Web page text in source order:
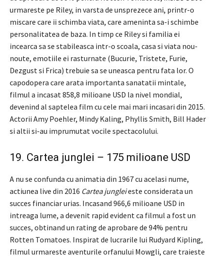
urmareste pe Riley, in varsta de unsprezece ani, printr-o
miscare care ii schimba viata, care ameninta sa-i schimbe
personalitatea de baza. In timp ce Riley si familia ei
incearca sa se stabileasca intr-o scoala, casa si viata nou-
noute, emotiile ei rasturnate (Bucurie, Tristete, Furie,
Dezgust si Frica) trebuie sa se uneasca pentru fata lor. O
capodopera care arata importanta sanatatii mintale,
filmul a incasat 858,8 milioane USD la nivel mondial,
devenind al saptelea film cu cele mai mari incasari din 2015.
Actorii Amy Poehler, Mindy Kaling, Phyllis Smith, Bill Hader
si altii si-au imprumutat vocile spectacolului.
19. Cartea junglei – 175 milioane USD
A nu se confunda cu animatia din 1967 cu acelasi nume,
actiunea live din 2016 Cartea jungleieste considerata un
succes financiar urias. Incasand 966,6 milioane USD in
intreaga lume, a devenit rapid evident ca filmul a fost un
succes, obtinand un rating de aprobare de 94% pentru
Rotten Tomatoes. Inspirat de lucrarile lui Rudyard Kipling,
filmul urmareste aventurile orfanului Mowgli, care traieste